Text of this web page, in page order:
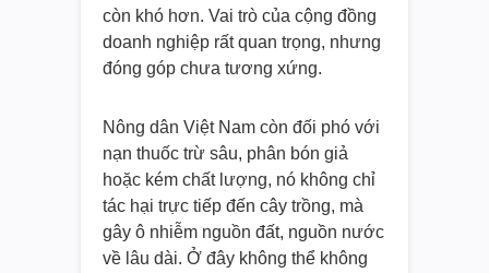
còn khó hơn. Vai trò của cộng đồng
doanh nghiệp rất quan trọng, nhưng
đóng góp chưa tương xứng.
Nông dân Việt Nam còn đối phó với
nạn thuốc trừ sâu, phân bón giả
hoặc kém chất lượng, nó không chỉ
tác hại trực tiếp đến cây trồng, mà
gây ô nhiễm nguồn đất, nguồn nước
về lâu dài. Ở đây không thể không